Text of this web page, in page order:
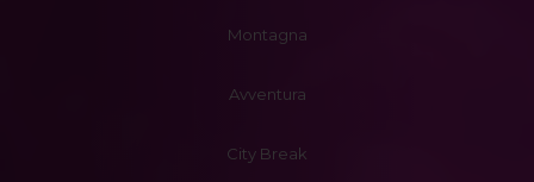
Montagna
Avventura
City Break